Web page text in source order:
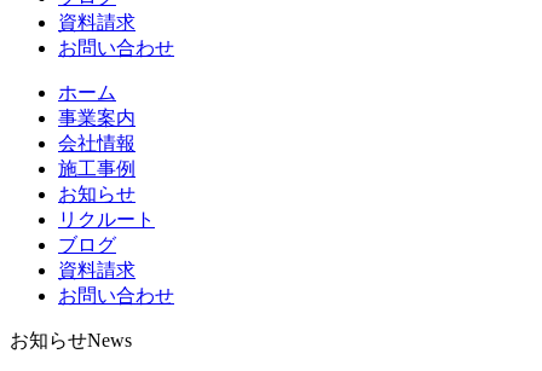
資料請求
お問い合わせ
ホーム
事業案内
会社情報
施工事例
お知らせ
リクルート
ブログ
資料請求
お問い合わせ
お知らせNews